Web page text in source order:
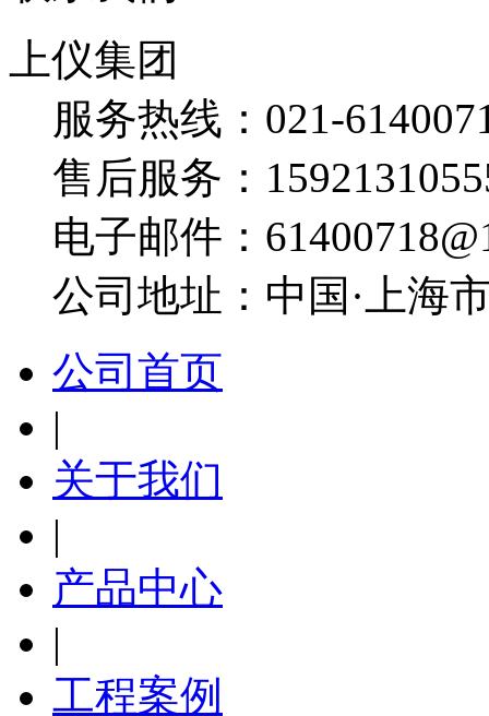
上仪集团
服务热线： 021-
售后服务：
电子邮件：
公司地址： 中国·上海
公司首页
|
关于我们
|
产品中心
|
工程案例